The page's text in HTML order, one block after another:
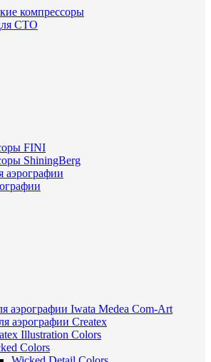
компрессоры
СТО
FINI
ShiningBerg
аэрографии
аэрографии Iwata Medea Com-Art
аэрографии Createx
Illustration Colors
Colors